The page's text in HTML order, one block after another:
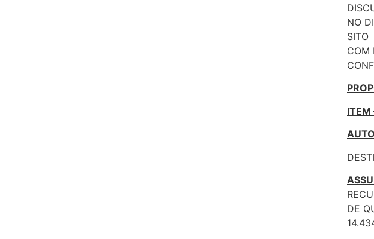
NO
SITO
COM
DE